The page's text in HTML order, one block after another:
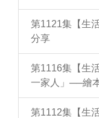
第1121集【生
分享
第1116集【生
一家人」──繪
第1112集【生